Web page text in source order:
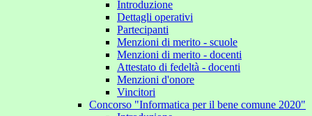
Introduzione
Dettagli operativi
Partecipanti
Menzioni di merito - scuole
Menzioni di merito - docenti
Attestato di fedeltà - docenti
Menzioni d'onore
Vincitori
Concorso "Informatica per il bene comune 2020"